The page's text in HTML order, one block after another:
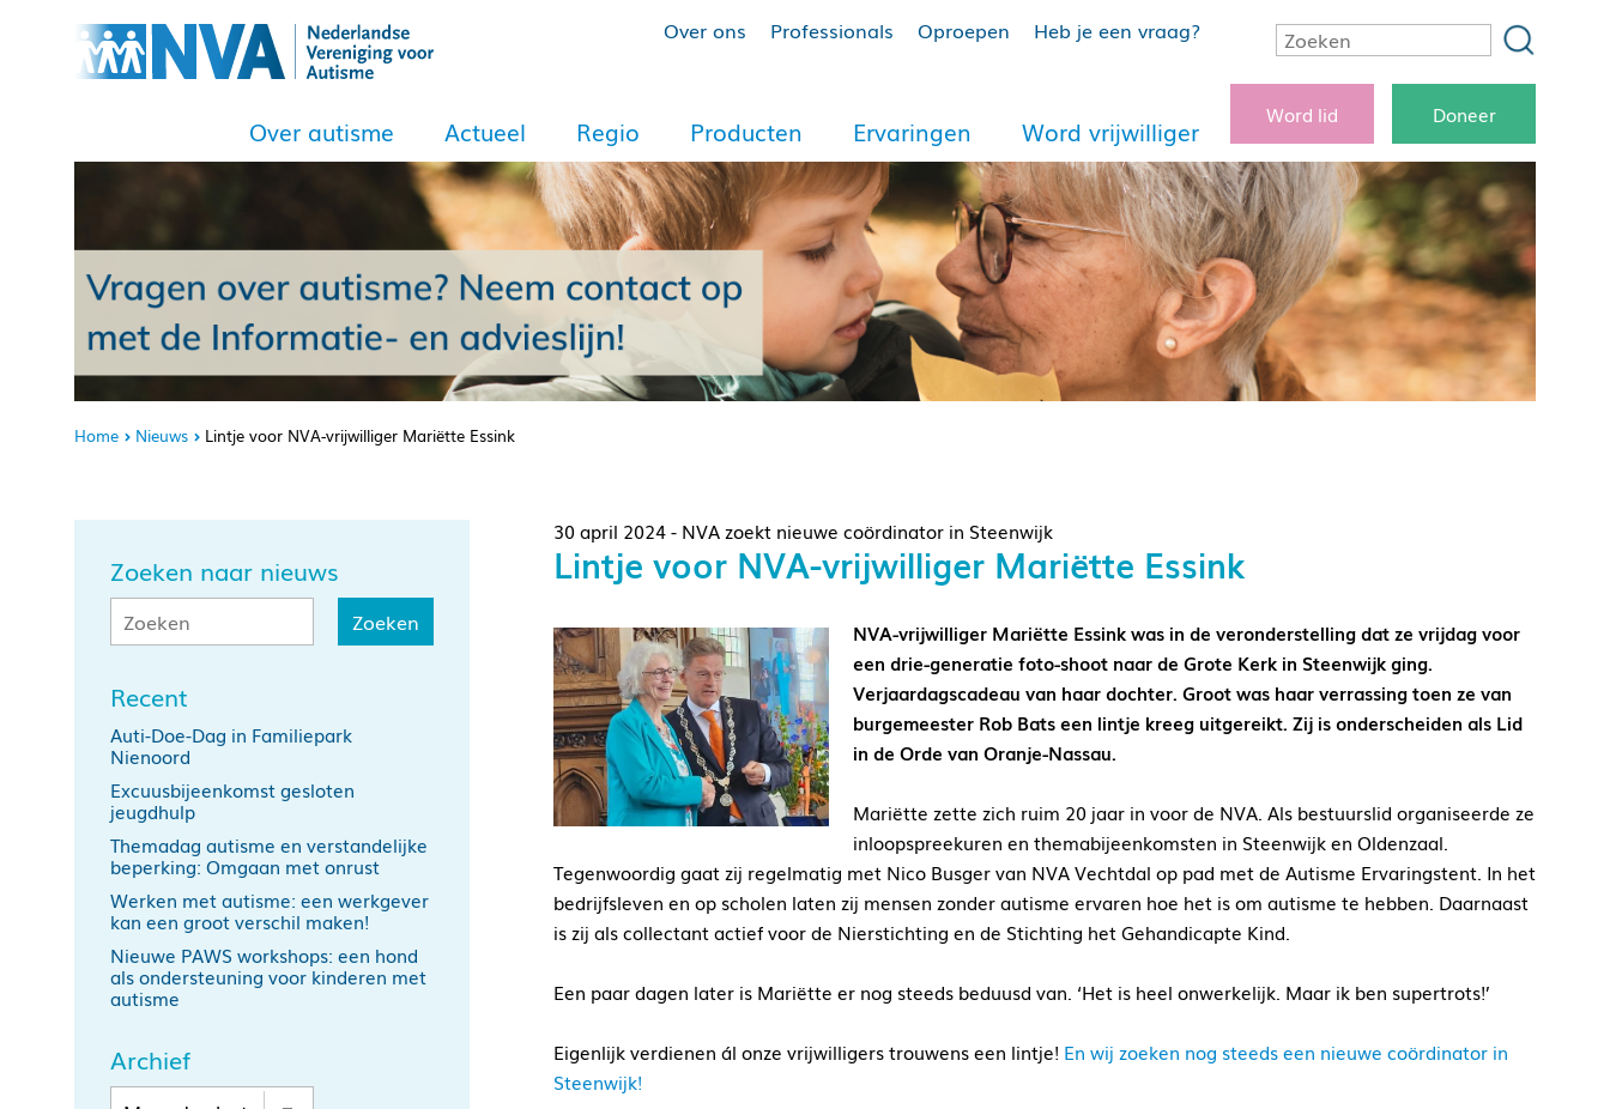
Over ons Professionals Oproepen Heb je een vraag?
Over autisme Actueel Regio Producten Ervaringen Word vrijwilliger
Word lid Doneer
Home Nieuws Lintje voor NVA-vrijwilliger Mariëtte Essink
Zoeken naar nieuws
Recent
Auti-Doe-Dag in Familiepark
Nienoord
Excuusbijeenkomst gesloten
jeugdhulp
Themadag autisme en verstandelijke
beperking: Omgaan met onrust
Werken met autisme: een werkgever
kan een groot verschil maken!
Nieuwe PAWS workshops: een hond
als ondersteuning voor kinderen met
autisme
Archief
30 april 2024 - NVA zoekt nieuwe coördinator in Steenwijk
Lintje voor NVA-vrijwilliger Mariëtte Essink
NVA-vrijwilliger Mariëtte Essink was in de veronderstelling dat ze vrijdag voor
een drie-generatie foto-shoot naar de Grote Kerk in Steenwijk ging.
Verjaardagscadeau van haar dochter. Groot was haar verrassing toen ze van
burgemeester Rob Bats een lintje kreeg uitgereikt. Zij is onderscheiden als Lid
in de Orde van Oranje-Nassau.
Mariëtte zette zich ruim 20 jaar in voor de NVA. Als bestuurslid organiseerde ze
inloopspreekuren en themabijeenkomsten in Steenwijk en Oldenzaal.
Tegenwoordig gaat zij regelmatig met Nico Busger van NVA Vechtdal op pad met de Autisme Ervaringstent. In het
bedrijfsleven en op scholen laten zij mensen zonder autisme ervaren hoe het is om autisme te hebben. Daarnaast
is zij als collectant actief voor de Nierstichting en de Stichting het Gehandicapte Kind.
Een paar dagen later is Mariëtte er nog steeds beduusd van. ‘Het is heel onwerkelijk. Maar ik ben supertrots!’
Eigenlijk verdienen ál onze vrijwilligers trouwens een lintje! En wij zoeken nog steeds een nieuwe coördinator in
Steenwijk!